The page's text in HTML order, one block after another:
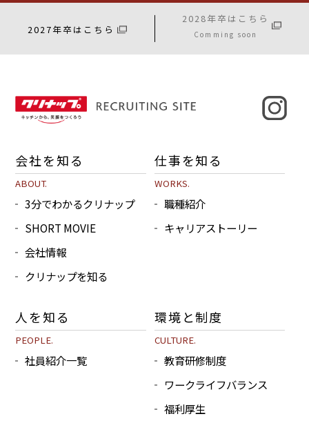
2027年卒はこちら
2028年卒はこちら
Comming soon
会社を知る
ABOUT.
3分でわかるクリナップ
SHORT MOVIE
会社情報
クリナップを知る
仕事を知る
WORKS.
職種紹介
キャリアストーリー
人を知る
PEOPLE.
社員紹介一覧
環境と制度
CULTURE.
教育研修制度
ワークライフバランス
福利厚生